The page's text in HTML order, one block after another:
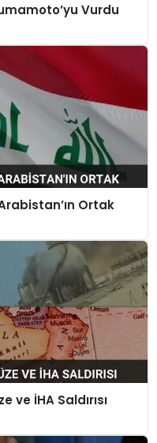
Vurdu
Ortak
ve İHA Saldırısı